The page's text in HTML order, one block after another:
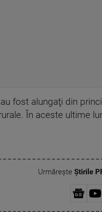
fost alungaţi din
În aceste ultime
Urmărește Știrile